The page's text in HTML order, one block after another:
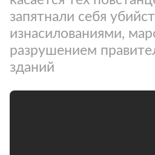
запятнали себя
изнасилованиями,
разрушением
зданий